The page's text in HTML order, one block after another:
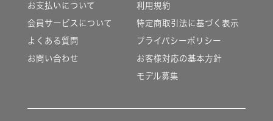
お支払いについて
会員サービスについて
よくある質問
お問い合わせ
利用規約
特定商取引法に基づく表示
プライバシーポリシー
お客様対応の基本方針
モデル募集